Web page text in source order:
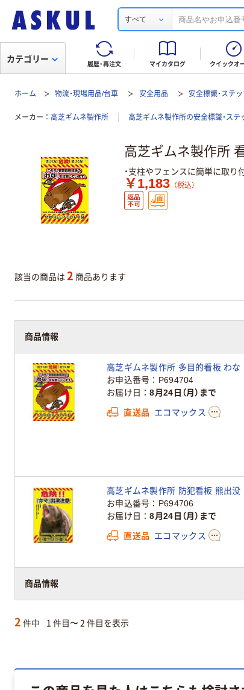
すべて
履歴・再注文 マイカタログ クイックオ
カテゴリー
ホーム 物流・現場用品/台車 安全用品 安全標識・ステ
メーカー 高芝ギムネ製作所 高芝ギムネ製作所の安全標識・ステ
高芝ギムネ製作所
・支柱やフェンスに簡単に取り
￥1,183 （税込）
該当の商品は 2 商品あります
商品情報
商品情報
高芝ギムネ製作所 多目的看板 わな
お申込番号
P694704
お届け日
8月24日（月）まで
直送品 エコマックス
高芝ギムネ製作所 防犯看板 熊出没
お申込番号
P694706
お届け日
8月24日（月）まで
直送品 エコマックス
2 件中 1 件目〜 2 件目を表示